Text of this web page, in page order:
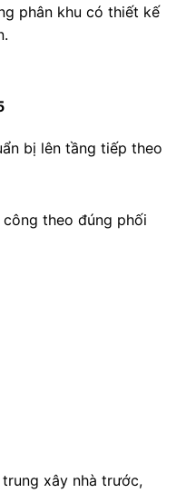
phân khu có thiết kế
bị lên tầng tiếp theo
theo đúng phối
xây nhà trước,